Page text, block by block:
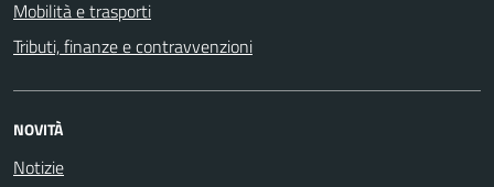
Mobilità e trasporti
Tributi, finanze e contravvenzioni
NOVITÀ
Notizie